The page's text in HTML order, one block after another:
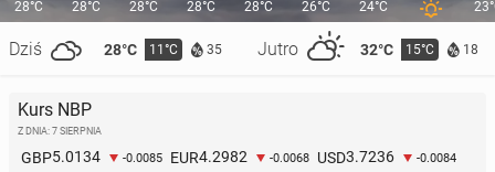
28°C
Dziś 28°C 11°C 35 Jutro 32°C 15°C 18
28°C 28°C 28°C 28°C 26°C 24°C
Kurs NBP
Z DNIA: 7 SIERPNIA
GBP5.0134 -0.0085 EUR4.2982 -0.0068 USD3.7236 -0.0084